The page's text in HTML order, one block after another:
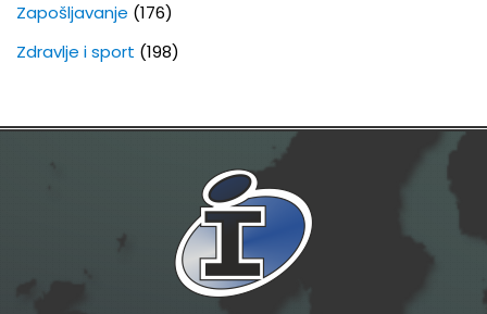
Zapošljavanje (176)
Zdravlje i sport (198)